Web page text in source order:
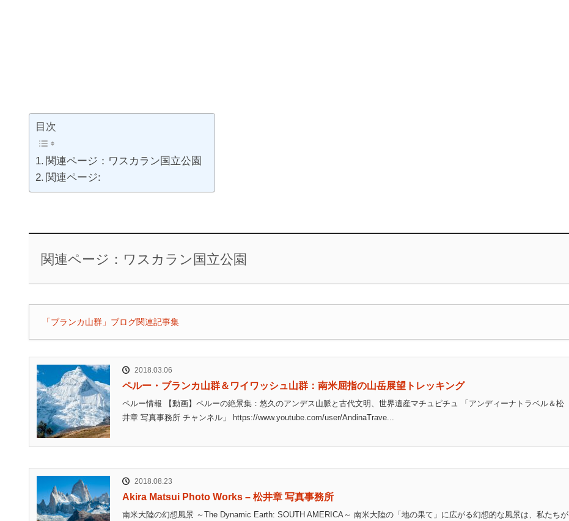
目次
関連ページ：ワスカラン国立公園
関連ページ:
関連ページ：ワスカラン国立公園
「ブランカ山群」ブログ関連記事集
2018.03.06
ペルー・ブランカ山群＆ワイワッシュ山群：南米屈指の山岳展望トレッキング
ペルー情報 【動画】ペルーの絶景集：悠久のアンデス山脈と古代文明、世界遺産マチュピチュ 「アンディーナトラベル＆松
井章 写真事務所 チャンネル」 https://www.youtube.com/user/AndinaTrave...
2018.08.23
Akira Matsui Photo Works – 松井章 写真事務所
南米大陸の幻想風景 ～The Dynamic Earth: SOUTH AMERICA～ 南米大陸の「地の果て」に広がる幻想的な風景は、私たちが